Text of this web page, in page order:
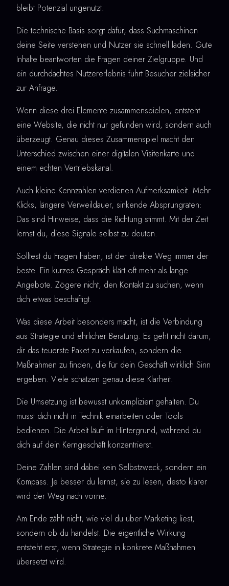
bleibt Potenzial ungenutzt.
Die technische Basis sorgt dafür, dass Suchmaschinen
deine Seite verstehen und Nutzer sie schnell laden. Gute
Inhalte beantworten die Fragen deiner Zielgruppe. Und
ein durchdachtes Nutzererlebnis führt Besucher zielsicher
zur Anfrage.
Wenn diese drei Elemente zusammenspielen, entsteht
eine Website, die nicht nur gefunden wird, sondern auch
überzeugt. Genau dieses Zusammenspiel macht den
Unterschied zwischen einer digitalen Visitenkarte und
einem echten Vertriebskanal.
Auch kleine Kennzahlen verdienen Aufmerksamkeit. Mehr
Klicks, längere Verweildauer, sinkende Absprungraten:
Das sind Hinweise, dass die Richtung stimmt. Mit der Zeit
lernst du, diese Signale selbst zu deuten.
Solltest du Fragen haben, ist der direkte Weg immer der
beste. Ein kurzes Gespräch klärt oft mehr als lange
Angebote. Zögere nicht, den Kontakt zu suchen, wenn
dich etwas beschäftigt.
Was diese Arbeit besonders macht, ist die Verbindung
aus Strategie und ehrlicher Beratung. Es geht nicht darum,
dir das teuerste Paket zu verkaufen, sondern die
Maßnahmen zu finden, die für dein Geschäft wirklich Sinn
ergeben. Viele schätzen genau diese Klarheit.
Die Umsetzung ist bewusst unkompliziert gehalten. Du
musst dich nicht in Technik einarbeiten oder Tools
bedienen. Die Arbeit läuft im Hintergrund, während du
dich auf dein Kerngeschäft konzentrierst.
Deine Zahlen sind dabei kein Selbstzweck, sondern ein
Kompass. Je besser du lernst, sie zu lesen, desto klarer
wird der Weg nach vorne.
Am Ende zählt nicht, wie viel du über Marketing liest,
sondern ob du handelst. Die eigentliche Wirkung
entsteht erst, wenn Strategie in konkrete Maßnahmen
übersetzt wird.